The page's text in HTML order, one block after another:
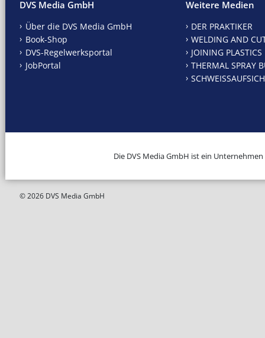
DVS Media GmbH
Über die DVS Media GmbH
Book-Shop
DVS-Regelwerksportal
JobPortal
Weitere Medien
DER PRAKTIKER
WELDING AND
JOINING PLASTICS
THERMAL SPRAY
Die DVS Media GmbH ist ein
© 2026 DVS Media GmbH